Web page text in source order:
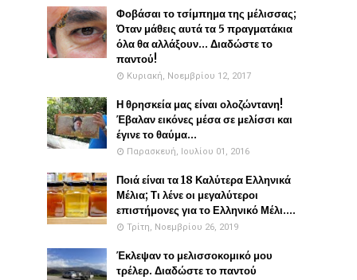
Φοβάσαι το τσίμπημα της μέλισσας;
Όταν μάθεις αυτά τα 5 πραγματάκια
όλα θα αλλάξουν... Διαδώστε το
παντού!
Κυριακή, Νοεμβρίου 12, 2017
Η θρησκεία μας είναι ολοζώντανη!
Έβαλαν εικόνες μέσα σε μελίσσι και
έγινε το θαύμα...
Παρασκευή, Ιουλίου 01, 2016
Ποιά είναι τα 18 Καλύτερα Ελληνικά
Μέλια; Τι λένε οι μεγαλύτεροι
επιστήμονες για το Ελληνικό Μέλι....
Τρίτη, Νοεμβρίου 26, 2019
Έκλεψαν το μελισσοκομικό μου
τρέλερ. Διαδώστε το παντού